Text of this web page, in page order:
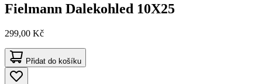
Fielmann Dalekohled 10X25
299,00 Kč
Přidat do košíku